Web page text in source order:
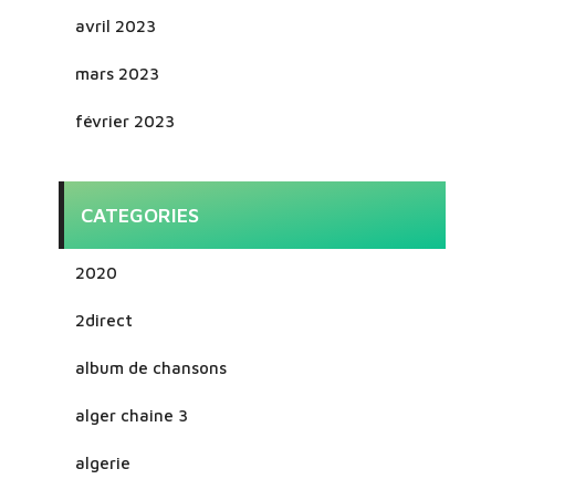
avril 2023
mars 2023
février 2023
CATEGORIES
2020
2direct
album de chansons
alger chaine 3
algerie